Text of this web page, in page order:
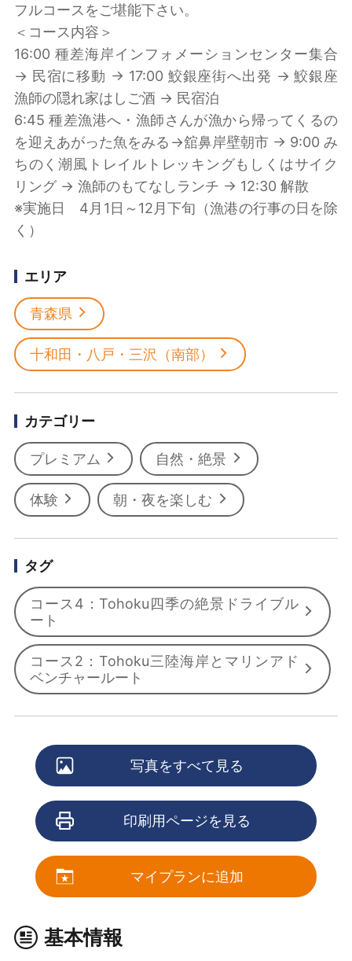
フルコースをご堪能下さい。
＜コース内容＞
16:00 種差海岸インフォメーションセンター集合
→ 民宿に移動 → 17:00 鮫銀座街へ出発 → 鮫銀座
漁師の隠れ家はしご酒 → 民宿泊
6:45 種差漁港へ・漁師さんが漁から帰ってくるの
を迎えあがった魚をみる→舘鼻岸壁朝市 → 9:00 み
ちのく潮風トレイルトレッキングもしくはサイク
リング → 漁師のもてなしランチ → 12:30 解散
※実施日 4月1日～12月下旬（漁港の行事の日を除
く）
エリア
青森県
十和田・八戸・三沢（南部）
カテゴリー
プレミアム 自然・絶景
体験 朝・夜を楽しむ
タグ
コース4：Tohoku四季の絶景ドライブル
ート
コース2：Tohoku三陸海岸とマリンアド
ベンチャールート
写真をすべて見る
印刷用ページを見る
マイプランに追加
基本情報